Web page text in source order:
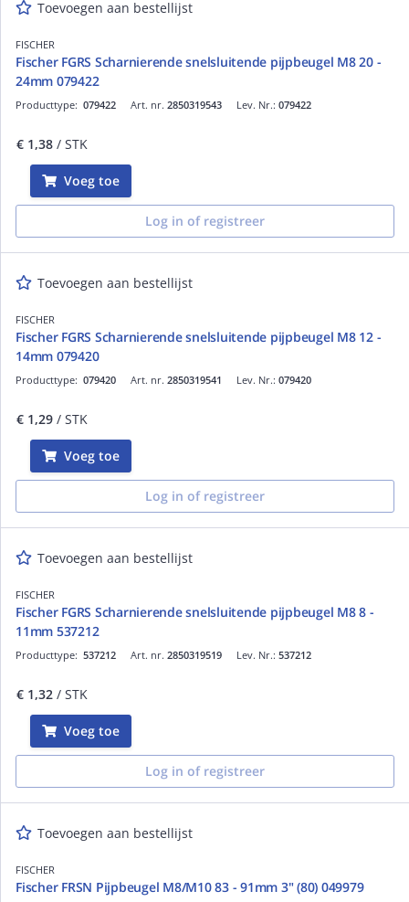
Toevoegen aan bestellijst
FISCHER
Fischer FGRS Scharnierende snelsluitende pijpbeugel M8 20 -
24mm 079422
Art. nr. 2850319543
Producttype: 079422 Lev. Nr.: 079422
€ 1,38 / STK
Voeg toe
Log in of registreer
Toevoegen aan bestellijst
FISCHER
Fischer FGRS Scharnierende snelsluitende pijpbeugel M8 12 -
14mm 079420
Art. nr. 2850319541
Producttype: 079420 Lev. Nr.: 079420
€ 1,29 / STK
Voeg toe
Log in of registreer
Toevoegen aan bestellijst
FISCHER
Fischer FGRS Scharnierende snelsluitende pijpbeugel M8 8 -
11mm 537212
Art. nr. 2850319519
Producttype: 537212 Lev. Nr.: 537212
€ 1,32 / STK
Voeg toe
Log in of registreer
Toevoegen aan bestellijst
FISCHER
Fischer FRSN Pijpbeugel M8/M10 83 - 91mm 3" (80) 049979